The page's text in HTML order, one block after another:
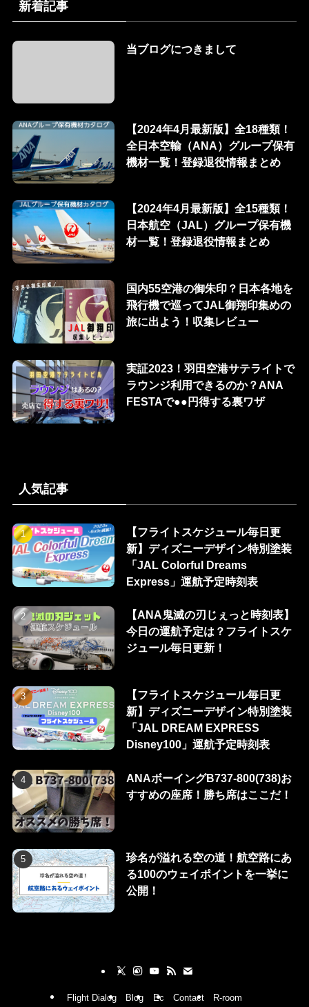
新着記事
当ブログにつきまして
【2024年4月最新版】全18種類！
全日本空輸（ANA）グループ保有
機材一覧！登録退役情報まとめ
【2024年4月最新版】全15種類！
日本航空（JAL）グループ保有機
材一覧！登録退役情報まとめ
国内55空港の御朱印？日本各地を
飛行機で巡ってJAL御翔印集めの
旅に出よう！収集レビュー
実証2023！羽田空港サテライトで
ラウンジ利用できるのか？ANA
FESTAで●●円得する裏ワザ
人気記事
【フライトスケジュール毎日更
新】ディズニーデザイン特別塗装
「JAL Colorful Dreams
Express」運航予定時刻表
【ANA鬼滅の刃じぇっと時刻表】
今日の運航予定は？フライトスケ
ジュール毎日更新！
【フライトスケジュール毎日更
新】ディズニーデザイン特別塗装
「JAL DREAM EXPRESS
Disney100」運航予定時刻表
ANAボーイングB737-800(738)お
すすめの座席！勝ち席はここだ！
珍名が溢れる空の道！航空路にあ
る100のウェイポイントを一挙に
公開！
Flight Dialog Blog Ec Contact R-room